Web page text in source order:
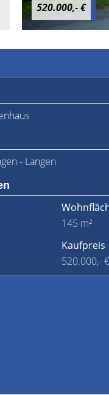
520.000,- €
- Langen
145 m²
Kaufpreis
520.000,- €